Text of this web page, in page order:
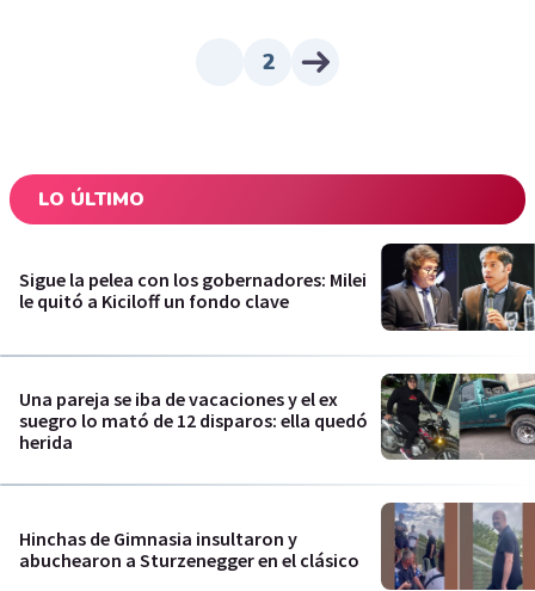
2
LO ÚLTIMO
Sigue la pelea con los gobernadores: Milei
le quitó a Kiciloff un fondo clave
Una pareja se iba de vacaciones y el ex
suegro lo mató de 12 disparos: ella quedó
herida
Hinchas de Gimnasia insultaron y
abuchearon a Sturzenegger en el clásico